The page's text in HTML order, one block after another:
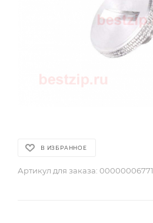
В ИЗБРАННОЕ
Артикул для заказа: 00000006771